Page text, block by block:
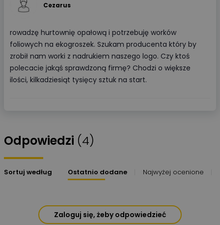
Cezarus
rowadzę hurtownię opałową i potrzebuję worków
foliowych na ekogroszek. Szukam producenta który by
zrobił nam worki z nadrukiem naszego logo. Czy ktoś
polecacie jakąś sprawdzoną firmę? Chodzi o większe
ilości, kilkadziesiąt tysięcy sztuk na start.
Odpowiedzi (4)
Sortuj według Ostatnio dodane Najwyżej ocenione
Zaloguj się, żeby odpowiedzieć